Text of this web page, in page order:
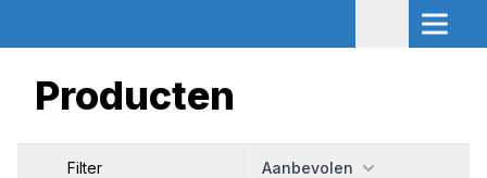
Producten
Filter Aanbevolen